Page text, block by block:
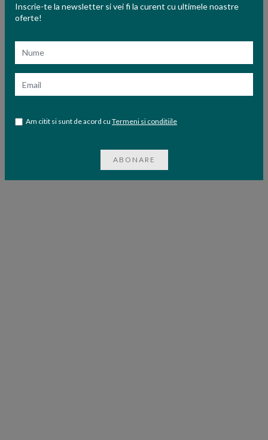
Inscrie-te la newsletter si vei fi la curent cu ultimele noastre
oferte!
Am citit si sunt de acord cu Termeni si conditiile
ABONARE